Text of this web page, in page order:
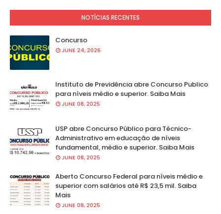
NOTÍCIAS RECENTES
Concurso
JUNE 24, 2026
Instituto de Previdência abre Concurso Publico
para níveis médio e superior. Saiba Mais
JUNE 08, 2025
USP abre Concurso Público para Técnico-
Administrativo em educação de níveis
fundamental, médio e superior. Saiba Mais
JUNE 08, 2025
Aberto Concurso Federal para níveis médio e
superior com salários até R$ 23,5 mil. Saiba
Mais
JUNE 08, 2025